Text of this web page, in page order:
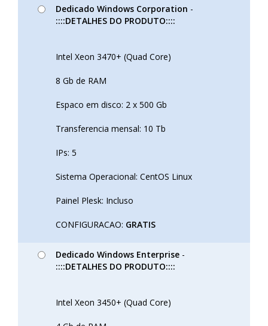
Dedicado Windows Corporation -
::::DETALHES DO PRODUTO::::
Intel Xeon 3470+ (Quad Core)
8 Gb de RAM
Espaco em disco: 2 x 500 Gb
Transferencia mensal: 10 Tb
IPs: 5
Sistema Operacional: CentOS Linux
Painel Plesk: Incluso
CONFIGURACAO: GRATIS
Dedicado Windows Enterprise -
::::DETALHES DO PRODUTO::::
Intel Xeon 3450+ (Quad Core)